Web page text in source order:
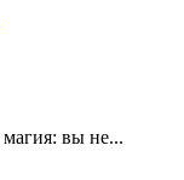
магия: вы не...